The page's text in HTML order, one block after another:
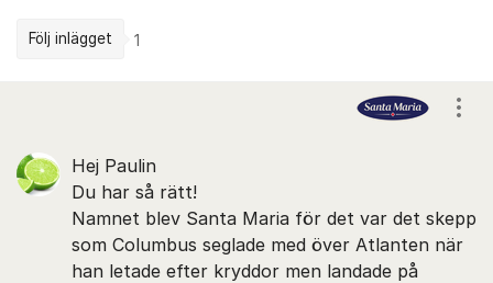
Följ inlägget 1
Hej Paulin
Du har så rätt!
Namnet blev Santa Maria för det var det skepp
som Columbus seglade med över Atlanten när
han letade efter kryddor men landade på